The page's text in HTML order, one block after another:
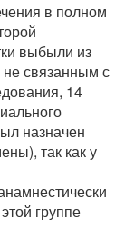
в полном
выбыли из
не связанным с
14
назначен
так как у
группе